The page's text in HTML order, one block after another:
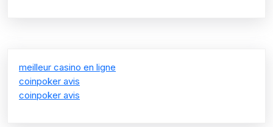
meilleur casino en ligne
coinpoker avis
coinpoker avis